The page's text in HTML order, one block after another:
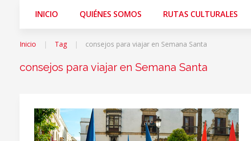
INICIO QUIÉNES SOMOS RUTAS CULTURALES
Inicio Tag consejos para viajar en Semana Santa
consejos para viajar en Semana Santa